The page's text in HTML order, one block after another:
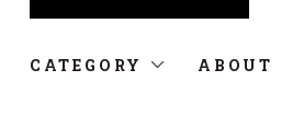
CATEGORY ABOUT